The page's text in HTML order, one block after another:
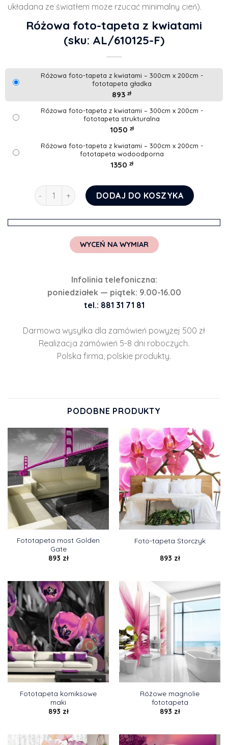
układana ze światłem może rzucać minimalny cień).
Różowa foto-tapeta z kwiatami
(sku: AL/610125-F)
Różowa foto-tapeta z kwiatami – 300cm x 200cm -
fototapeta gładka
893 zł
Różowa foto-tapeta z kwiatami – 300cm x 200cm -
fototapeta strukturalna
1050 zł
Różowa foto-tapeta z kwiatami – 300cm x 200cm -
fototapeta wodoodporna
1350 zł
ilość Różowa foto-tapeta z kwiatami
DODAJ DO KOSZYKA
WYCEŃ NA WYMIAR
Infolinia telefoniczna:
poniedziałek — piątek: 9.00-16.00
tel.: 881 31 71 81
Darmowa wysyłka dla zamówień powyżej 500 zł
Realizacja zamówień 5-8 dni roboczych.
Polska firma, polskie produkty.
PODOBNE PRODUKTY
Fototapeta most Golden
Gate
893 zł
Foto-tapeta Storczyk
893 zł
Fototapeta komiksowe
maki
893 zł
Różowe magnolie
fototapeta
893 zł